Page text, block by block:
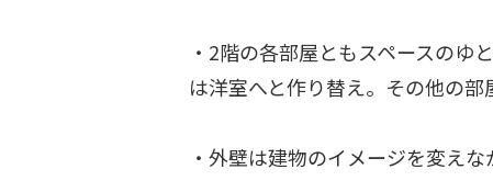
・2階の各部屋ともスペースの
は洋室へと作り替え。その他の部
・外壁は建物のイメージを変え